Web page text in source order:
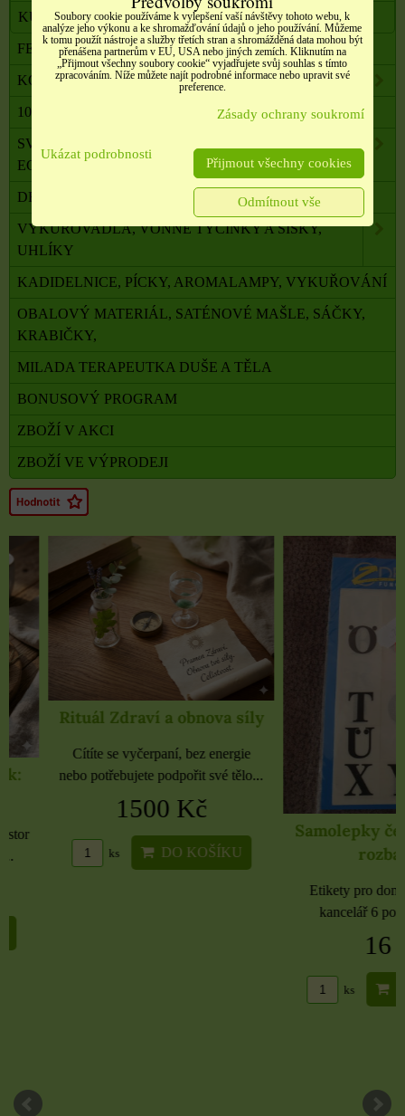
KŮŽE, ŘETÍZKY NA ŠPERKY
FENG SHUI, ORG. PYRAMIDY, LAPAČE SNŮ
KOMPONENTY K VÝROBĚ SVÍČEK, ŠPERKŮ
100 % PŘÍRODNÍ ESENCIÁLNÍ OLEJE SALOOS
SVÍČKY Z PALMOVÉHO A SÓJOVÉHO VOSKU
ECO
DRAHÉ A LÉČIVÉ KAMENY
VYKUŘOVADLA, VONNÉ TYČINKY A ŠIŠKY,
UHLÍKY
KADIDELNICE, PÍCKY, AROMALAMPY, VYKUŘOVÁNÍ
OBALOVÝ MATERIÁL, SATÉNOVÉ MAŠLE, SÁČKY,
KRABIČKY,
MILADA TERAPEUTKA DUŠE A TĚLA
BONUSOVÝ PROGRAM
ZBOŽÍ V AKCI
ZBOŽÍ VE VÝPRODEJI
Rituál Zdraví a obnova síly
Cítíte se vyčerpaní, bez energie
nebo potřebujete podpořit své tělo...
1500 Kč
DO KOŠÍKU
Samolepky černé
rozbaleno
Etikety pro
kancelář 6 použitých
16 Kč
DO
Soubory cookie používáme k vylepšení vaší návštěvy tohoto webu, k
analýze jeho výkonu a ke shromažďování údajů o jeho používání. Můžeme
k tomu použít nástroje a služby třetích stran a shromážděná data mohou být
přenášena partnerům v EU, USA nebo jiných zemích. Kliknutím na
„Přijmout všechny soubory cookie“ vyjadřujete svůj souhlas s tímto
zpracováním. Níže můžete najít podrobné informace nebo upravit své
preference.
Zásady ochrany soukromí
Ukázat podrobnosti
Přijmout všechny cookies
Odmítnout vše